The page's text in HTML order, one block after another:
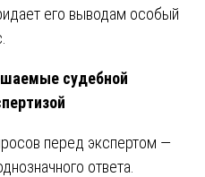
его выводам особый
судебной
перед экспертом —
ответа.